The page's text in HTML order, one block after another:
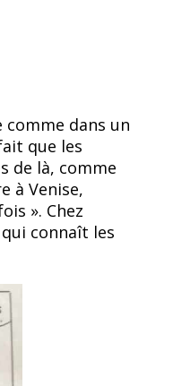
comme dans un
que les
de là, comme
à Venise,
». Chez
connaît les